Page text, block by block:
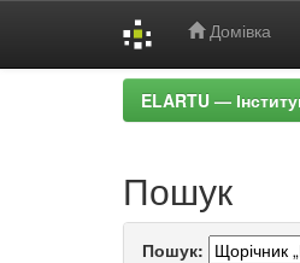
Домівка
ELARTU —
Пошук
Пошук: